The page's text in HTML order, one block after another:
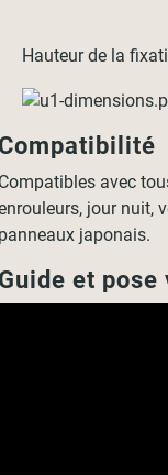
Hauteur de la
avec
jour nuit,
japonais.
et pose